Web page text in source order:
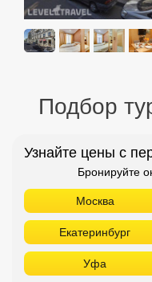
Подбор
Узнайте цены с
Бронируйте
Москва
Екатеринбург
Уфа